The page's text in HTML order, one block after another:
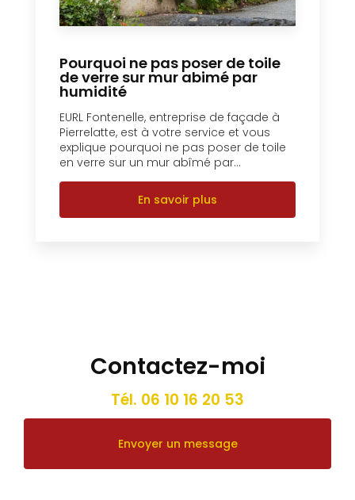
Pourquoi ne pas poser de toile
de verre sur mur abimé par
humidité
EURL Fontenelle, entreprise de façade à
Pierrelatte, est à votre service et vous
explique pourquoi ne pas poser de toile
en verre sur un mur abîmé par...
En savoir plus
Contactez-moi
Tél. 06 10 16 20 53
Envoyer un message